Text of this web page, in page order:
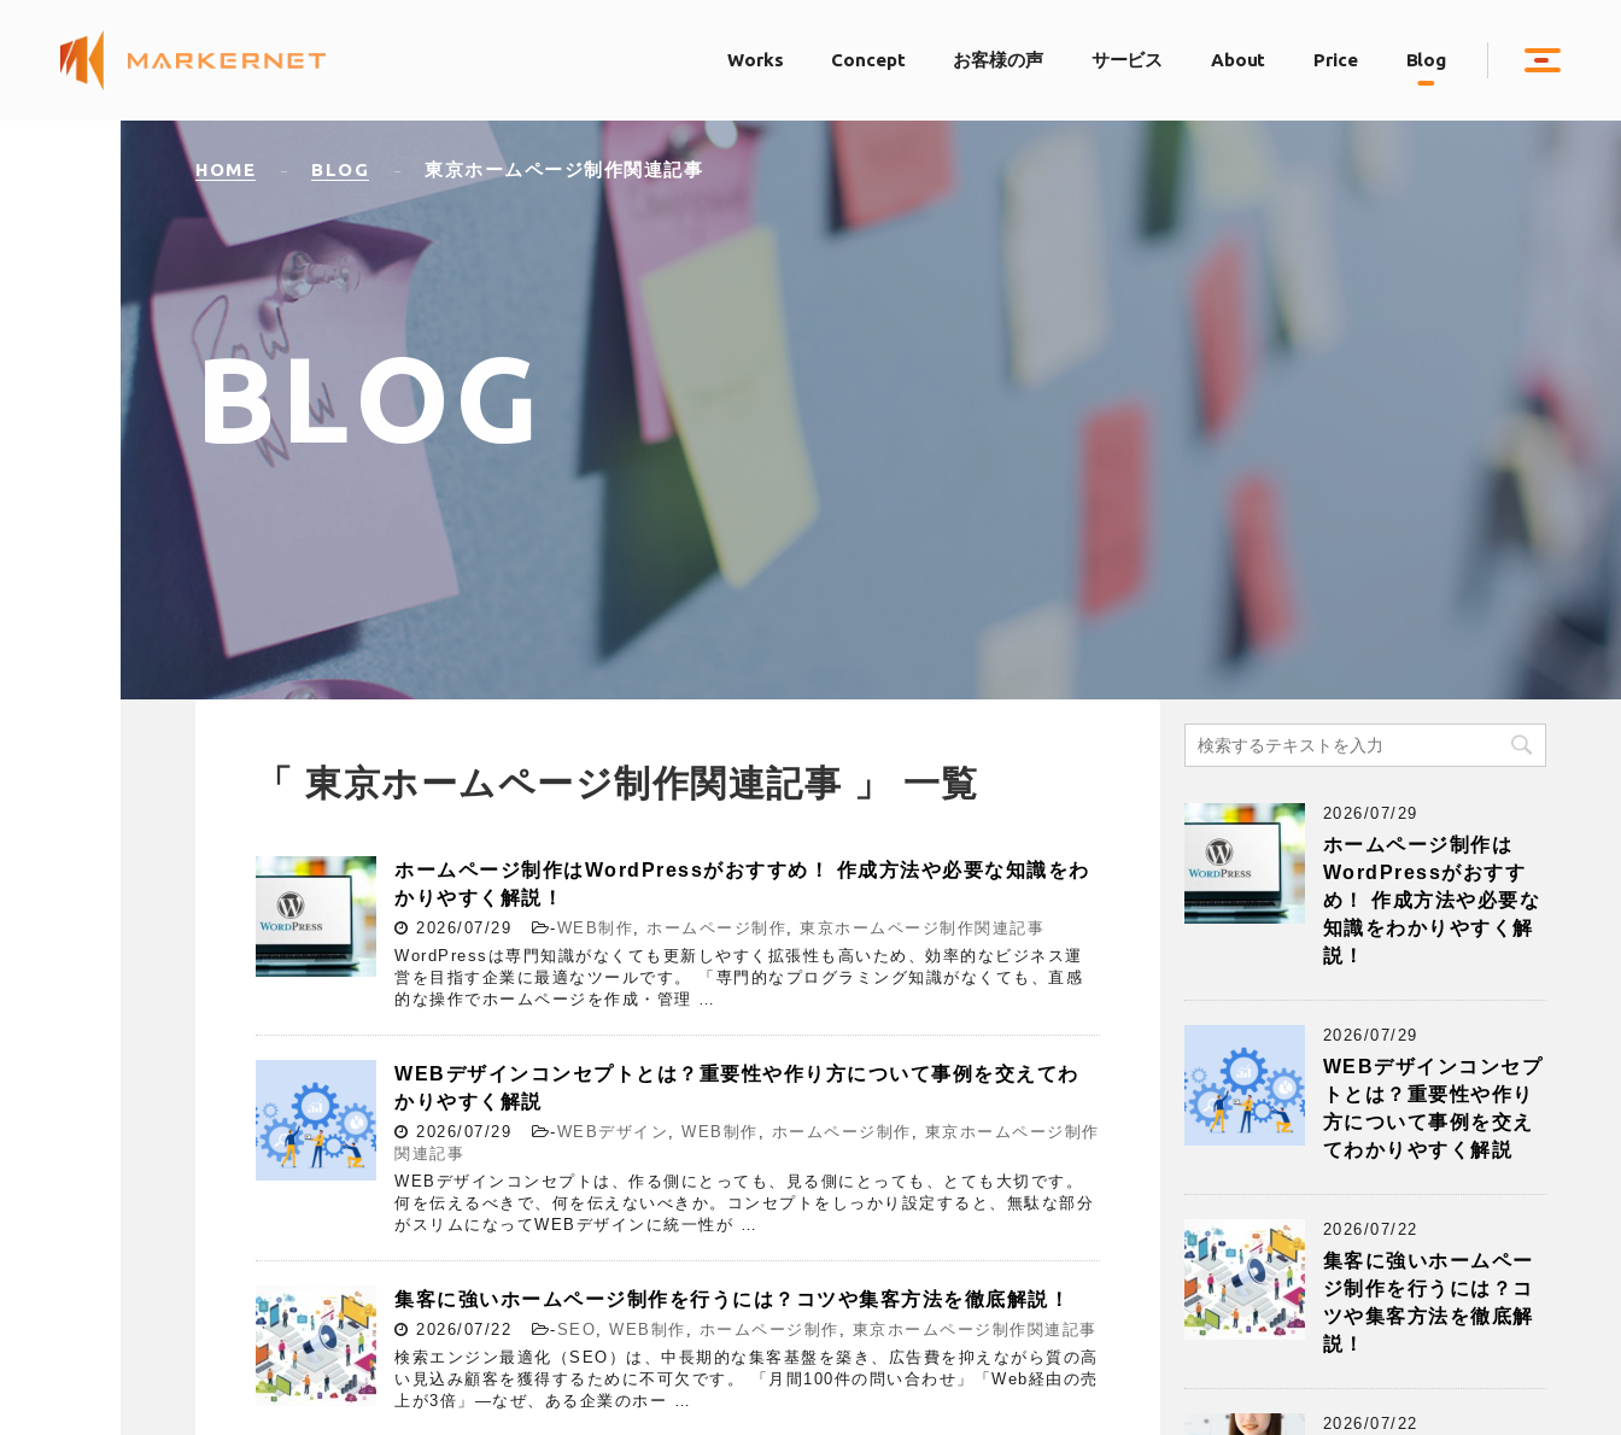
Works Concept お客様の声 サービス About Price Blog
HOME BLOG 東京ホームページ制作関連記事
BLOG
「 東京ホームページ制作関連記事 」 一覧
ホームページ制作はWordPressがおすすめ！ 作成方法や必要な知識をわ
かりやすく解説！
2026/07/29 -WEB制作,ホームページ制作,東京ホームページ制作関連記事
WordPressは専門知識がなくても更新しやすく拡張性も高いため、効率的なビジネス運
営を目指す企業に最適なツールです。 「専門的なプログラミング知識がなくても、直感
的な操作でホームページを作成・管理 …
WEBデザインコンセプトとは？重要性や作り方について事例を交えてわ
かりやすく解説
2026/07/29 -WEBデザイン ,WEB制作 , ホームページ制作 , 東京ホームページ制作
関連記事
WEBデザインコンセプトは、作る側にとっても、見る側にとっても、とても大切です。
何を伝えるべきで、何を伝えないべきか。コンセプトをしっかり設定すると、無駄な部分
がスリムになってWEBデザインに統一性が …
集客に強いホームページ制作を行うには？コツや集客方法を徹底解説！
2026/07/22 -SEO,WEB制作 , ホームページ制作 , 東京ホームページ制作関連記事
検索エンジン最適化（SEO）は、中長期的な集客基盤を築き、広告費を抑えながら質の高
い見込み顧客を獲得するために不可欠です。 「月間100件の問い合わせ」「Web経由の売
上が3倍」—なぜ、ある企業のホー …
2026/07/29
ホームページ制作は
WordPressがおすす
め！ 作成方法や必要な
知識をわかりやすく解
説！
2026/07/29
WEBデザインコンセプ
トとは？重要性や作り
方について事例を交え
てわかりやすく解説
2026/07/22
集客に強いホームペー
ジ制作を行うには？コ
ツや集客方法を徹底解
説！
2026/07/22